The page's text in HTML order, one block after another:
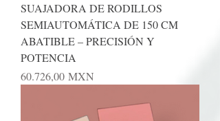
SUAJADORA DE RODILLOS
SEMIAUTOMÁTICA DE 150 CM
ABATIBLE – PRECISIÓN Y
POTENCIA
Precio
60.726,00 MXN